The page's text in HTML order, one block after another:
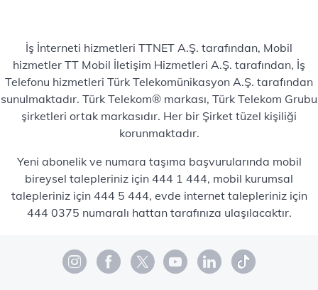
İş İnterneti hizmetleri TTNET A.Ş. tarafından, Mobil
hizmetler TT Mobil İletişim Hizmetleri A.Ş. tarafından, İş
Telefonu hizmetleri Türk Telekomünikasyon A.Ş. tarafından
sunulmaktadır. Türk Telekom® markası, Türk Telekom Grubu
şirketleri ortak markasıdır. Her bir Şirket tüzel kişiliği
korunmaktadır.
Yeni abonelik ve numara taşıma başvurularında mobil
bireysel talepleriniz için 444 1 444, mobil kurumsal
talepleriniz için 444 5 444, evde internet talepleriniz için
444 0375 numaralı hattan tarafınıza ulaşılacaktır.